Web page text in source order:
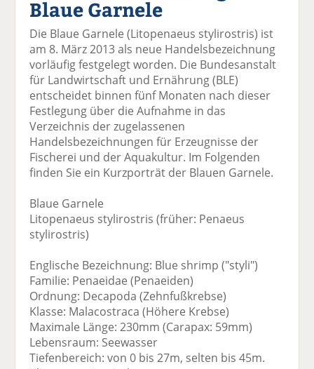
el
uf
F
ac
e
b
o
k
te
il
wi
tt
er
n
uf
Li
n
e
te
il
e
er
E
m
l
se
n
d
ru
ck
e
Blaue Garnele
Die Blaue Garnele (Litopenaeus stylirostris) ist
am 8. März 2013 als neue Handelsbezeichnung
vorläufig festgelegt worden. Die Bundesanstalt
für Landwirtschaft und Ernährung (BLE)
entscheidet binnen fünf Monaten nach dieser
Festlegung über die Aufnahme in das
Verzeichnis der zugelassenen
Handelsbezeichnungen für Erzeugnisse der
Fischerei und der Aquakultur. Im Folgenden
finden Sie ein Kurzporträt der Blauen Garnele.
Blaue Garnele
Litopenaeus stylirostris (früher: Penaeus
stylirostris)
Englische Bezeichnung: Blue shrimp ("styli")
Familie: Penaeidae (Penaeiden)
Ordnung: Decapoda (Zehnfußkrebse)
Klasse: Malacostraca (Höhere Krebse)
Maximale Länge: 230mm (Carapax: 59mm)
Lebensraum: Seewasser
Tiefenbereich: von 0 bis 27m, selten bis 45m.